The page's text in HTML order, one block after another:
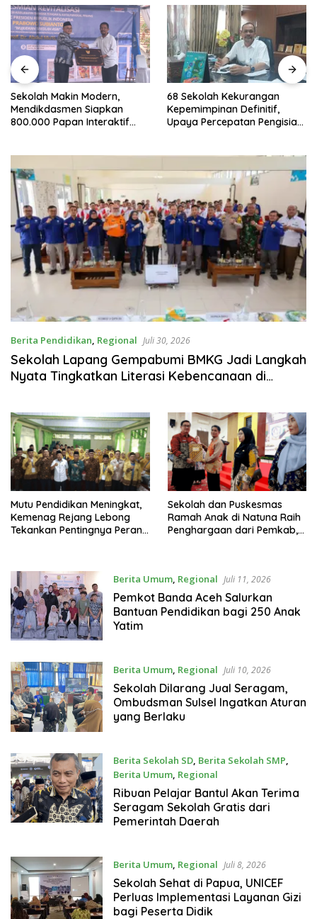
Modern,
Siapkan
Interaktif
68 Sekolah Kekurangan
Kepemimpinan Definitif,
Upaya Percepatan Pengisian
Gerakan
Sekolah,
Libatkan
Berita Pendidikan, Regional Juli 30, 2026
Sekolah Lapang Gempabumi BMKG Jadi Langkah
Nyata Tingkatkan Literasi Kebencanaan di
Mutu Pendidikan Meningkat,
Kemenag Rejang Lebong
Tekankan Pentingnya Peran
Sekolah dan Puskesmas
Ramah Anak di Natuna Raih
Penghargaan dari Pemkab,
Berita Umum, Regional Juli 11, 2026
Pemkot Banda Aceh Salurkan
Bantuan Pendidikan bagi 250 Anak
Yatim
Berita Umum, Regional Juli 10, 2026
Sekolah Dilarang Jual Seragam,
Ombudsman Sulsel Ingatkan Aturan
yang Berlaku
Berita Sekolah SD, Berita Sekolah SMP,
Berita Umum, Regional
Juli 8, 2026
Ribuan Pelajar Bantul Akan Terima
Seragam Sekolah Gratis dari
Pemerintah Daerah
Berita Umum, Regional Juli 8, 2026
Sekolah Sehat di Papua, UNICEF
Perluas Implementasi Layanan Gizi
bagi Peserta Didik